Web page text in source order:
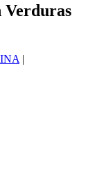
Verduras
|